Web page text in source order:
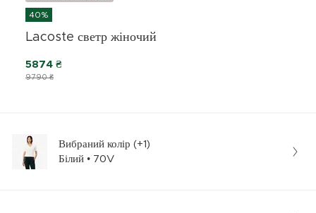
40%
Lacoste светр жіночий
9790 ₴
5874 ₴
Вибраний колір (+1)
Білий • 70V